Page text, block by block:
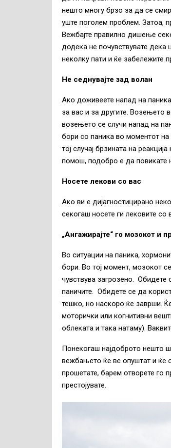
нешто многу брзо за да се
уште поголем проблем. Затоа,
Вежбајте правилно дишење
додека не почувствувате дека
неколку пати и ќе забележите
Не седнувајте зад волан
Ако доживеете напад на
за вас и за другите. Возењето
возењето се случи напад на
бори со паника во моментот
тој случај брзината на
помош, подобро е да повикате
Носете лекови со вас
Ако ви е дијагностицирано
секогаш носете ги лековите
„Ангажирајте“ го мозокот и
Во ситуации на паника,
бори. Во тој момент, мозокот
чувствува загрозено. Обидете
паничите. Обидете се да
тешко, но наскоро ќе заврши.
моторички или когнитивни
облеката и така натаму).
Понекогаш најдоброто нешто
вежбањето ќе ве опуштат и ќе
прошетате, барем отворете го
престојувате.